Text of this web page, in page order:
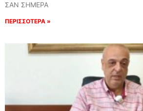
ΣΑΝ ΣΗΜΕΡΑ
ΠΕΡΙΣΣΟΤΕΡΑ »